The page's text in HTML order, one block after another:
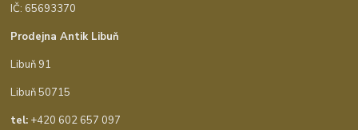
IČ: 65693370
Prodejna Antik Libuň
Libuň 91
Libuň 50715
tel: +420 602 657 097